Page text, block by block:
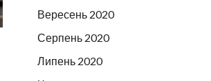
Вересень 2020
Серпень 2020
Липень 2020